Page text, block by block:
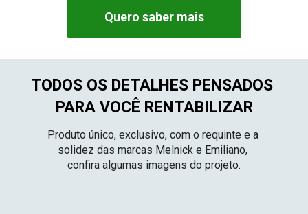
Quero saber mais
TODOS OS DETALHES PENSADOS
PARA VOCÊ RENTABILIZAR
Produto único, exclusivo, com o requinte e a
solidez das marcas Melnick e Emiliano,
confira algumas imagens do projeto.